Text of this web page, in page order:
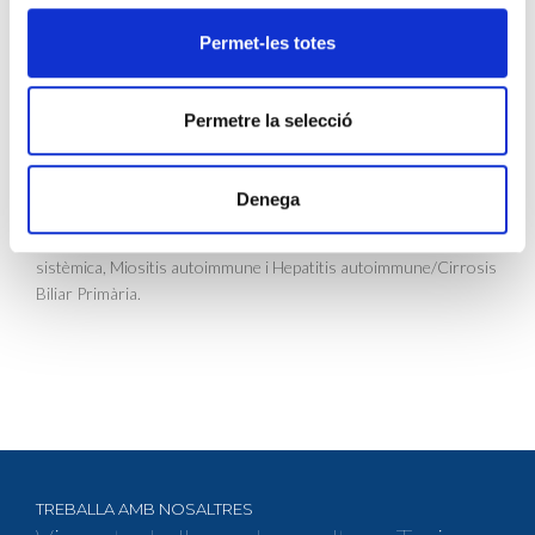
Permet-les totes
Permetre la selecció
Denega
d’arribar a un diagnòstic definitiu. En aquest context, és
detectar el màxim nombre i diversitat d’autoanticossos per tal
d’establir un diagnòstic d’aquestes patologies el més acurat
possible. És per això que des del CLILAB Diagnòstics amb
patologies hem actualitzat el catàleg pel diagnòstic d’aquestes
patologies incorporant un cribratge dels autoanticossos més
freqüents relacionats amb el LES i el SS (cribratge d’ENA’s), i tres
nous perfils d’autoanticossos segons patologia: Esclerosis
sistèmica, Miositis autoimmune i Hepatitis autoimmune/Cirrosis
Biliar Primària.
TREBALLA AMB NOSALTRES